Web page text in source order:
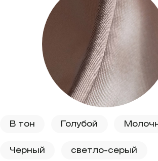
В тон Голубой
Черный светло-серый